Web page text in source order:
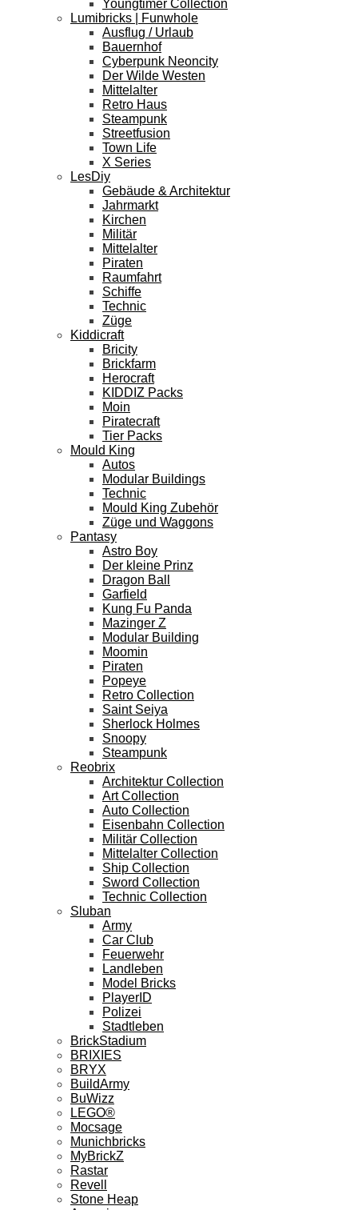
Youngtimer Collection
Lumibricks | Funwhole
Ausflug / Urlaub
Bauernhof
Cyberpunk Neoncity
Der Wilde Westen
Mittelalter
Retro Haus
Steampunk
Streetfusion
Town Life
X Series
LesDiy
Gebäude & Architektur
Jahrmarkt
Kirchen
Militär
Mittelalter
Piraten
Raumfahrt
Schiffe
Technic
Züge
Kiddicraft
Bricity
Brickfarm
Herocraft
KIDDIZ Packs
Moin
Piratecraft
Tier Packs
Mould King
Autos
Modular Buildings
Technic
Mould King Zubehör
Züge und Waggons
Pantasy
Astro Boy
Der kleine Prinz
Dragon Ball
Garfield
Kung Fu Panda
Mazinger Z
Modular Building
Moomin
Piraten
Popeye
Retro Collection
Saint Seiya
Sherlock Holmes
Snoopy
Steampunk
Reobrix
Architektur Collection
Art Collection
Auto Collection
Eisenbahn Collection
Militär Collection
Mittelalter Collection
Ship Collection
Sword Collection
Technic Collection
Sluban
Army
Car Club
Feuerwehr
Landleben
Model Bricks
PlayerID
Polizei
Stadtleben
BrickStadium
BRIXIES
BRYX
BuildArmy
BuWizz
LEGO®
Mocsage
Munichbricks
MyBrickZ
Rastar
Revell
Stone Heap